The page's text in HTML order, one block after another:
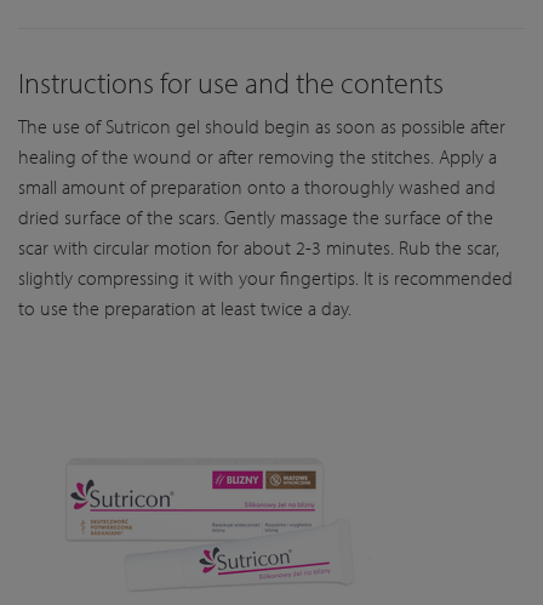
Instructions for use and the contents
The use of Sutricon gel should begin as soon as possible after
healing of the wound or after removing the stitches. Apply a
small amount of preparation onto a thoroughly washed and
dried surface of the scars. Gently massage the surface of the
scar with circular motion for about 2-3 minutes. Rub the scar,
slightly compressing it with your fingertips. It is recommended
to use the preparation at least twice a day.